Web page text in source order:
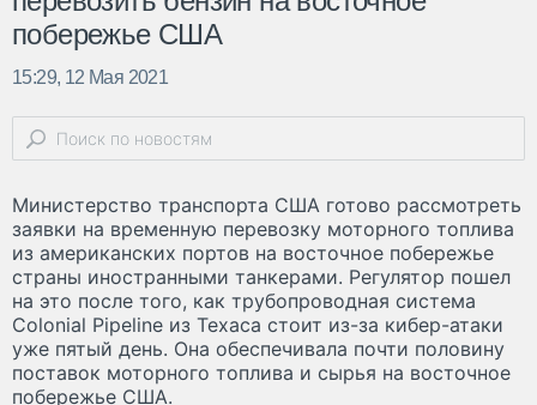
побережье США
15:29, 12 Мая 2021
Министерство транспорта США готово рассмотреть
заявки на временную перевозку моторного топлива
из американских портов на восточное побережье
страны иностранными танкерами. Регулятор пошел
на это после того, как трубопроводная система
Colonial Pipeline из Техаса стоит из-за кибер-атаки
уже пятый день. Она обеспечивала почти половину
поставок моторного топлива и сырья на восточное
побережье США.